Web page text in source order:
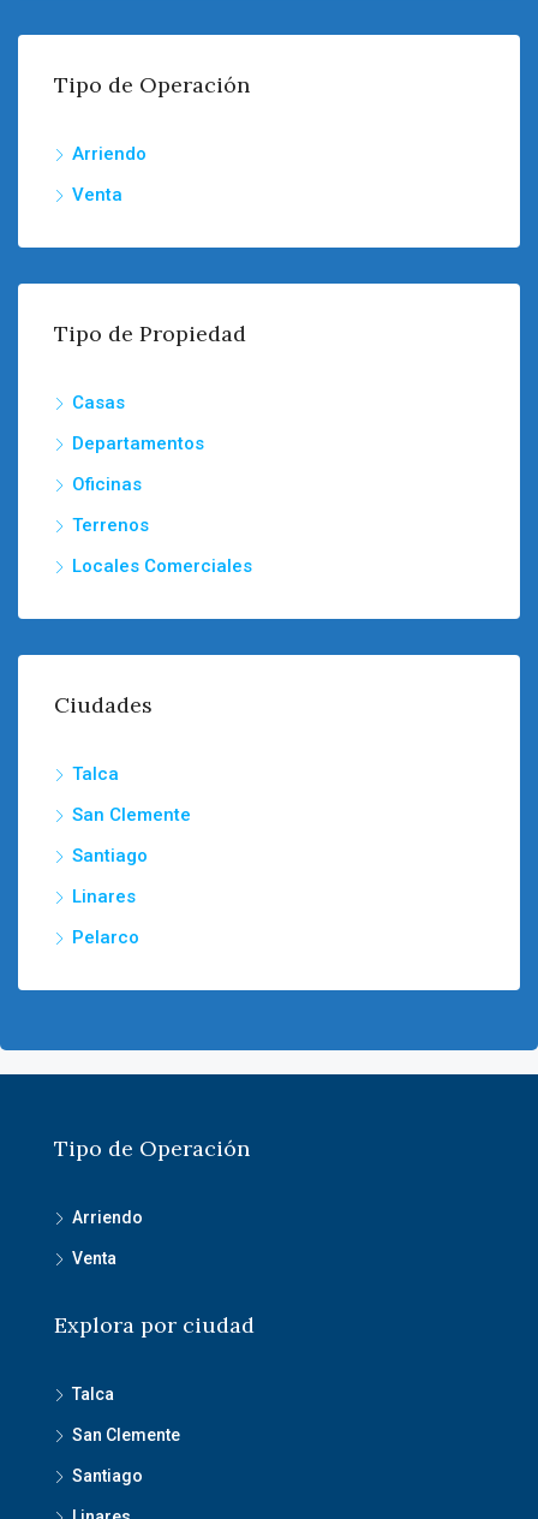
Tipo de Operación
Arriendo
Venta
Tipo de Propiedad
Casas
Departamentos
Oficinas
Terrenos
Locales Comerciales
Ciudades
Talca
San Clemente
Santiago
Linares
Pelarco
Tipo de Operación
Arriendo
Venta
Explora por ciudad
Talca
San Clemente
Santiago